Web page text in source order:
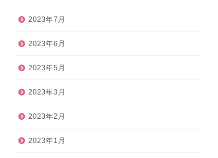
2023年7月
2023年6月
2023年5月
2023年3月
2023年2月
2023年1月